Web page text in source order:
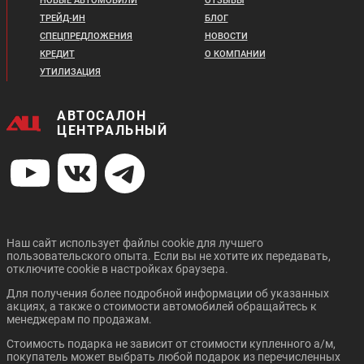
Цена от:
2 789 910 ₽
В кредит от:
Цена от:
2 633 910 ₽
GREAT WALL POER
Цена от:
В кредит от:
39 893 ₽/мес.
Цена от:
В кредит от:
40 357 ₽/мес.
CHANGAN CS95 PLUS GEELY ICON
35 323 ₽/мес.
CHANGAN UNI-K
Цена от:
3 009 810 ₽
CHANGAN CS55 PLUS
CHANGAN UNI-T CHANGAN CS35 PLUS
NEW
ТРЕЙД-ИН
СПЕЦПРЕДЛОЖЕНИЯ
КРЕДИТ
УТИЛИЗАЦИЯ
БЛОГ
НОВОСТИ
О КОМПАНИИ
АВТОСАЛОН
ЦЕНТРАЛЬНЫЙ
Наш сайт использует файлы cookie для лучшего
пользовательского опыта. Если вы не хотите их передавать,
отключите cookie в настройках браузера.
Для получения более подробной информации об указанных
акциях, а также о стоимости автомобилей обращайтесь к
менеджерам по продажам.
Стоимость подарка не зависит от стоимости купленного а/м,
покупатель может выбрать любой подарок из перечисленных